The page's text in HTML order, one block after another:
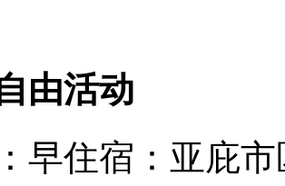
由活动
早住宿：亚庇